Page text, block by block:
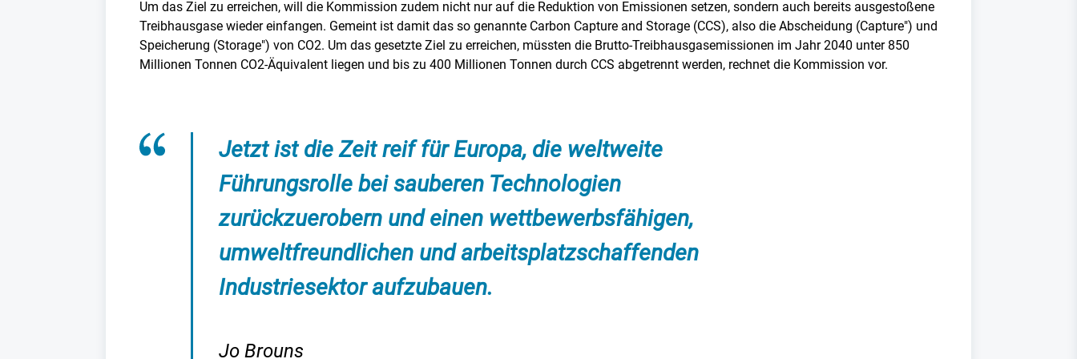
Um das Ziel zu erreichen, will die Kommission zudem nicht nur auf die Reduktion von Emissionen setzen, sondern auch bereits ausgestoßene
Treibhausgase wieder einfangen. Gemeint ist damit das so genannte Carbon Capture and Storage (CCS), also die Abscheidung (Capture") und
Speicherung (Storage") von CO2. Um das gesetzte Ziel zu erreichen, müssten die Brutto-Treibhausgasemissionen im Jahr 2040 unter 850
Millionen Tonnen CO2-Äquivalent liegen und bis zu 400 Millionen Tonnen durch CCS abgetrennt werden, rechnet die Kommission vor.
Jetzt ist die Zeit reif für Europa, die weltweite
Führungsrolle bei sauberen Technologien
zurückzuerobern und einen wettbewerbsfähigen,
umweltfreundlichen und arbeitsplatzschaffenden
Industriesektor aufzubauen.
Jo Brouns